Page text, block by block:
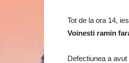
Tot de la ora 14,
Voinesti ramin
Defectiunea a